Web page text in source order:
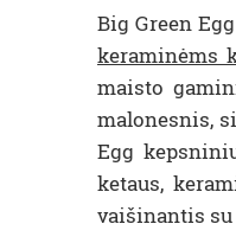
Big Green
keraminėms
maisto
malonesnis,
Egg
ketaus,
vaišinantis